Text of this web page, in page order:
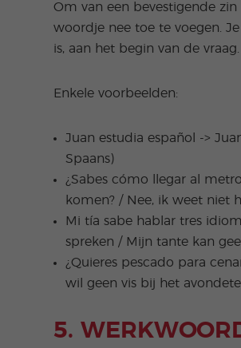
Om van een bevestigende
woordje nee toe te voegen.
is, aan het begin van de vraag.
Enkele voorbeelden:
Juan estudia español ->
Spaans)
¿Sabes cómo llegar al
komen? / Nee, ik weet
Mi tía sabe hablar tres
spreken / Mijn tante kan
¿Quieres pescado para
wil geen vis bij het
5.